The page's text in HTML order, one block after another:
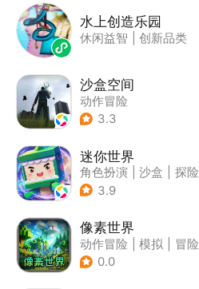
水上创造乐园
休闲益智 创新品类
沙盒空间
动作冒险
| 第一人称射击
3.3
迷你世界
角色扮演 沙盒
探险
| 我的世界
3.9
像素世界
动作冒险 模拟
冒险
| 像素风
0.0